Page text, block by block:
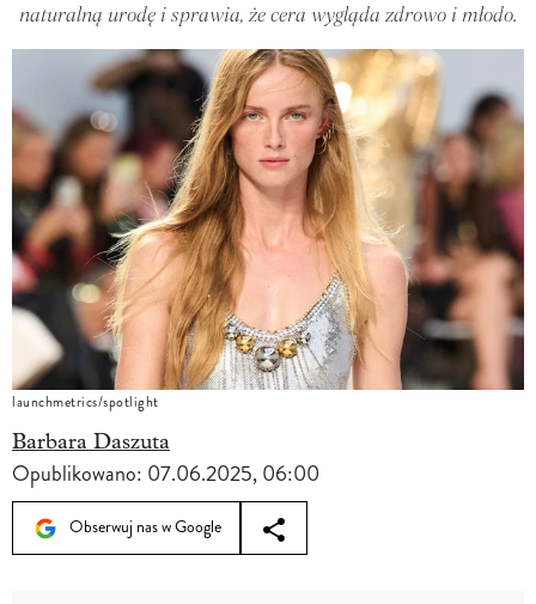
naturalną urodę i sprawia, że cera wygląda zdrowo i młodo.
launchmetrics/spotlight
Barbara Daszuta
Opublikowano: 07.06.2025, 06:00
Obserwuj nas w Google